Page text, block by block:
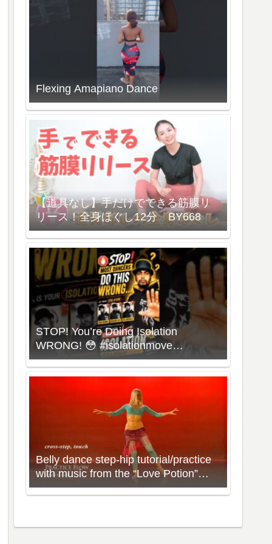
Flexing Amapiano Dance
【道具なし】手だけでできる筋膜リ
リース！全身ほぐし12分 BY668
STOP! You’re Doing Isolation
WRONG! 😳 #isolationmove
#animationdance #poppingdance
Belly dance step-hip tutorial/practice
with music from the “Love Potion”
Workout with Neon